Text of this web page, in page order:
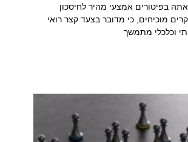
בפיטורים אמצעי מהיר לחיסכון
מוכיחים, כי מדובר בצעד קצר רואי
וכלכלי מתמשך